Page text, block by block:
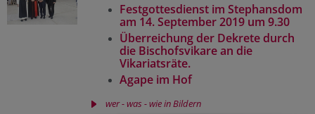
Festgottesdienst im Stephansdom
am 14. September 2019 um 9.30
Überreichung der Dekrete durch
die Bischofsvikare an die
Vikariatsräte.
Agape im Hof
wer - was - wie in Bildern